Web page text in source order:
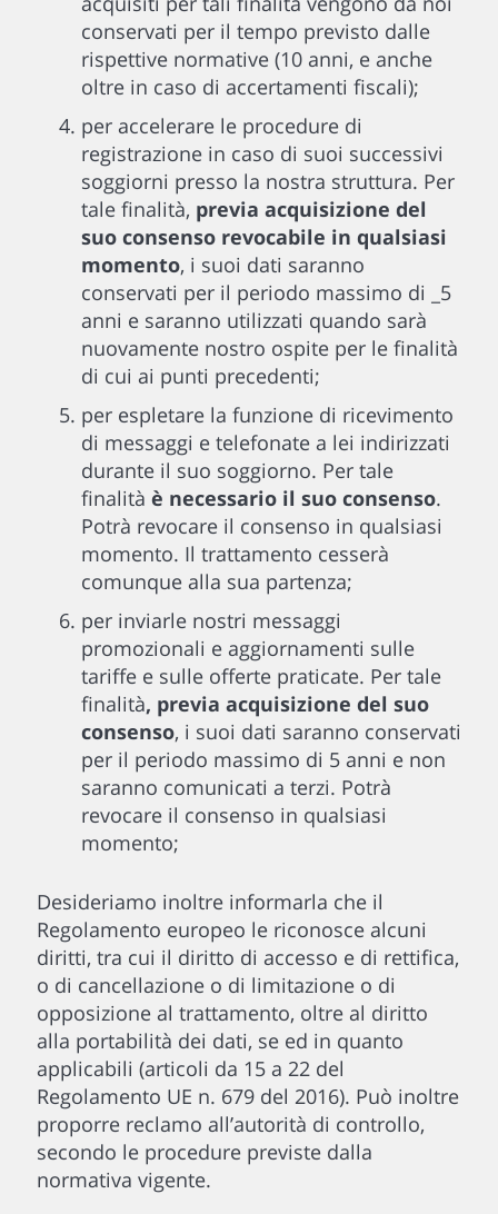
conservati per il tempo previsto dalle
rispettive normative (10 anni, e anche
oltre in caso di accertamenti fiscali);
per accelerare le procedure di
registrazione in caso di suoi successivi
soggiorni presso la nostra struttura. Per
tale finalità, previa acquisizione del
suo consenso revocabile in qualsiasi
momento, i suoi dati saranno
conservati per il periodo massimo di _5
anni e saranno utilizzati quando sarà
nuovamente nostro ospite per le finalità
di cui ai punti precedenti;
per espletare la funzione di ricevimento
di messaggi e telefonate a lei indirizzati
durante il suo soggiorno. Per tale
finalità è necessario il suo consenso.
Potrà revocare il consenso in qualsiasi
momento. Il trattamento cesserà
comunque alla sua partenza;
per inviarle nostri messaggi
promozionali e aggiornamenti sulle
tariffe e sulle offerte praticate. Per tale
finalità, previa acquisizione del suo
consenso, i suoi dati saranno conservati
per il periodo massimo di 5 anni e non
saranno comunicati a terzi. Potrà
revocare il consenso in qualsiasi
momento;
Desideriamo inoltre informarla che il
Regolamento europeo le riconosce alcuni
diritti, tra cui il diritto di accesso e di rettifica,
o di cancellazione o di limitazione o di
opposizione al trattamento, oltre al diritto
alla portabilità dei dati, se ed in quanto
applicabili (articoli da 15 a 22 del
Regolamento UE n. 679 del 2016). Può inoltre
proporre reclamo all’autorità di controllo,
secondo le procedure previste dalla
normativa vigente.